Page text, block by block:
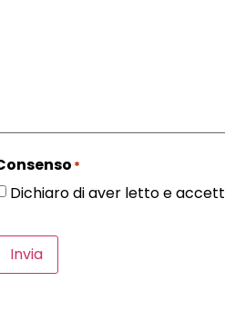
*
Dichiaro di aver letto e
Invia